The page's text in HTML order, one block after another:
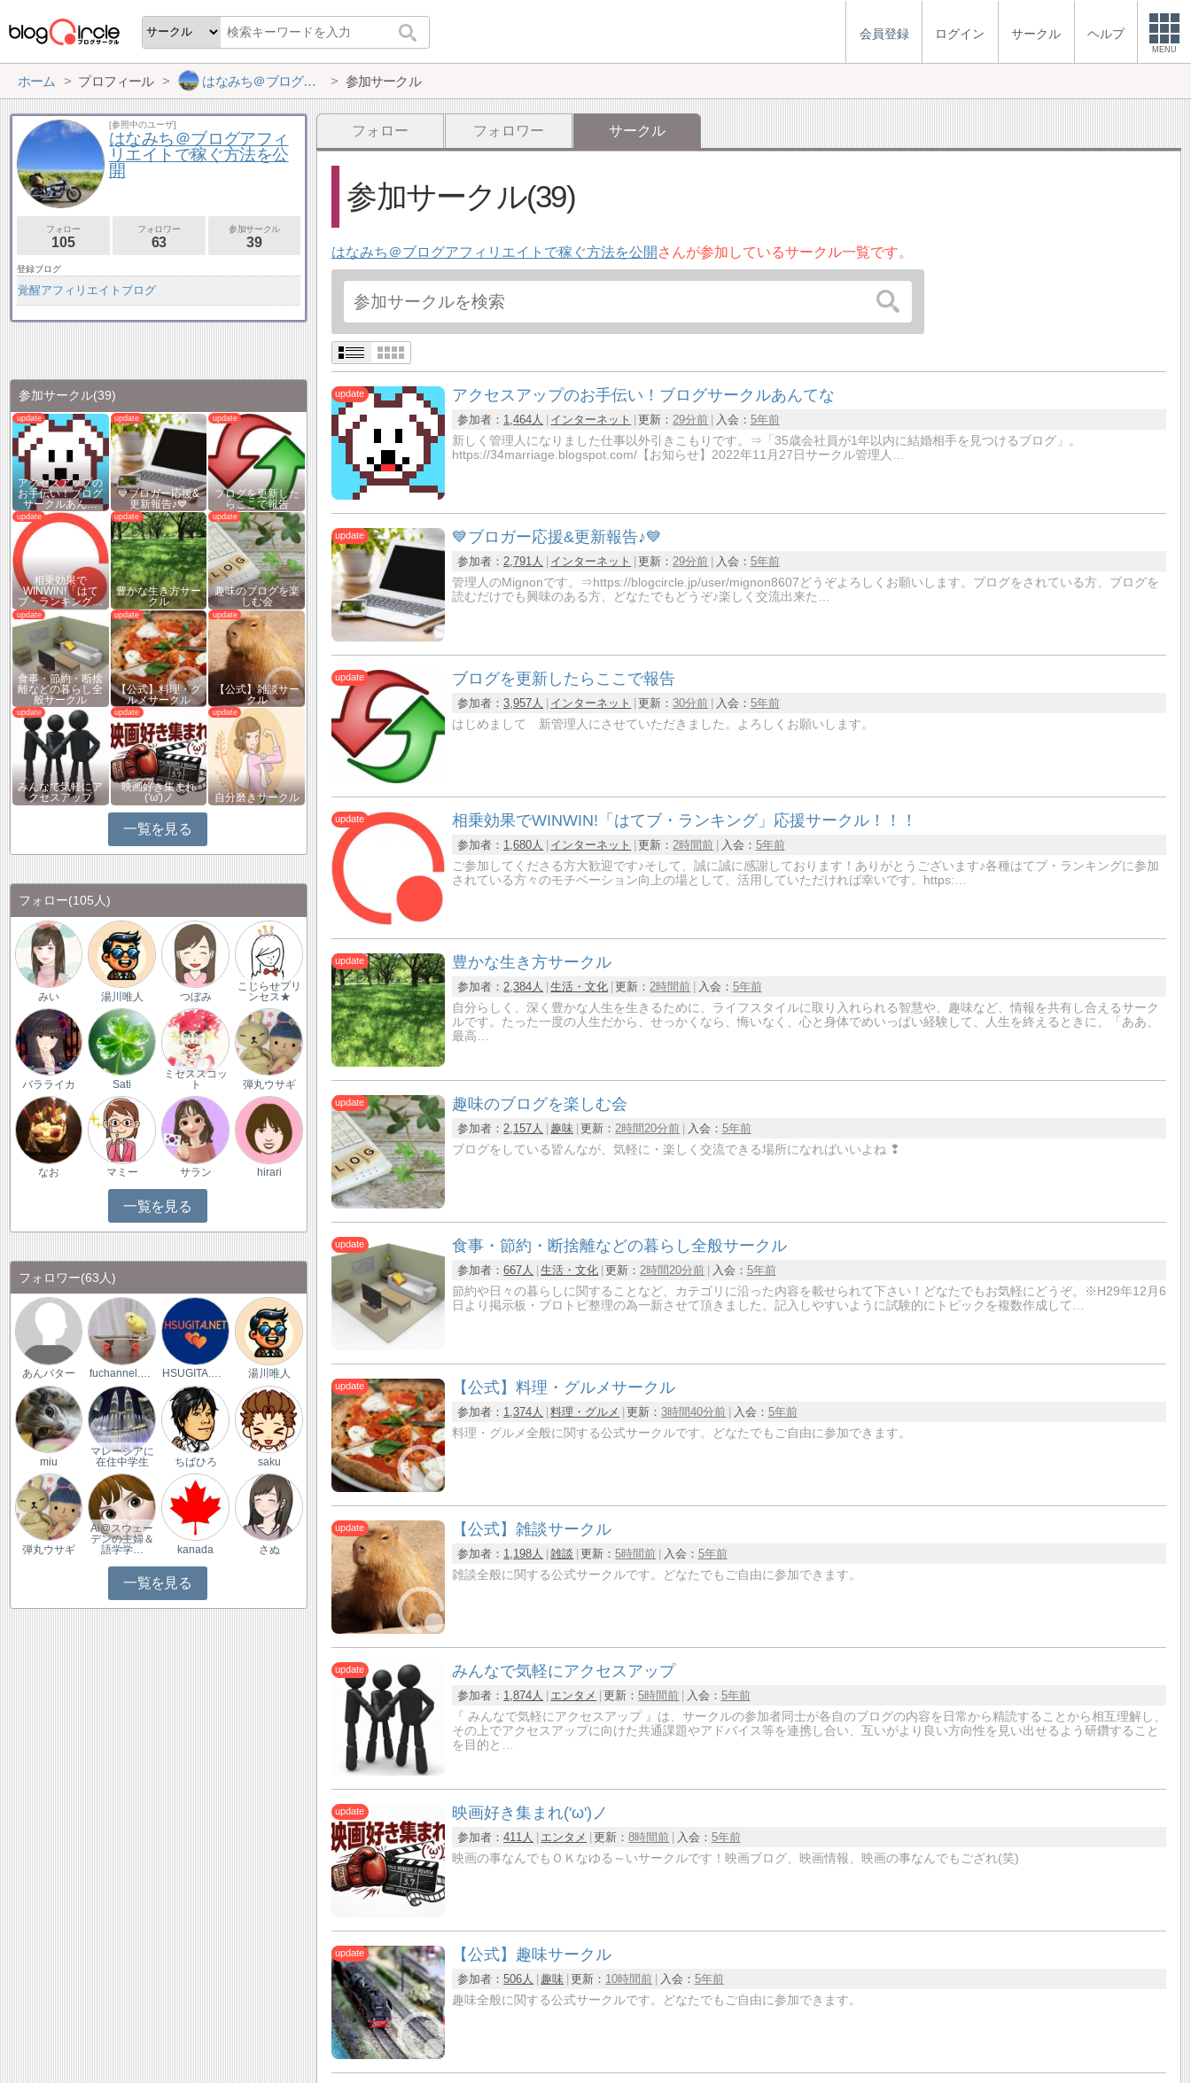
会員登録 ログイン サークル ヘルプ
MENU
ホーム プロフィール はなみち＠ブログアフィリエイトで稼ぐ方法を公開 参加サークル
フォロー フォロワー サークル
参加サークル(39)
はなみち＠ブログアフィリエイトで稼ぐ方法を公開 さんが参加しているサークル一覧です。
アクセスアップのお手伝い！ブログサークルあんてな
参加者： 1,464人 インターネット 更新：29分前 入会： 5年前
新しく管理人になりました仕事以外引きこもりです。⇒「35歳会社員が1年以内に結婚相手を見つけるブログ」。
https://34marriage.blogspot.com/【お知らせ】2022年11月27日サークル管理人…
💙ブロガー応援&更新報告♪💙
参加者：2,791人 インターネット 更新：29分前 入会： 5年前
管理人のMignonです。⇒https://blogcircle.jp/user/mignon8607どうぞよろしくお願いします。ブログをされている方、ブログを
読むだけでも興味のある方、どなたでもどうぞ♪楽しく交流出来た…
ブログを更新したらここで報告
参加者：3,957人 インターネット 更新： 30分前 入会： 5年前
はじめまして 新管理人にさせていただきました。よろしくお願いします。
相乗効果でWINWIN!「はてブ・ランキング」応援サークル！！！
参加者： 1,680人 インターネット 更新：2時間前 入会： 5年前
ご参加してくださる方大歓迎です♪そして、誠に誠に感謝しております！ありがとうございます♪各種はてブ・ランキングに参加
されている方々のモチベーション向上の場として、活用していただければ幸いです。https:…
豊かな生き方サークル
参加者：2,384人 生活・文化 更新：2時間前 入会： 5年前
自分らしく、深く豊かな人生を生きるために、ライフスタイルに取り入れられる智慧や、趣味など、情報を共有し合えるサーク
ルです。たった一度の人生だから、せっかくなら、悔いなく、心と身体でめいっぱい経験して、人生を終えるときに、「ああ、
最高…
趣味のブログを楽しむ会
参加者：2,157人 趣味 更新：2時間20分前 入会： 5年前
ブログをしている皆んなが、気軽に・楽しく交流できる場所になればいいよね ❢
食事・節約・断捨離などの暮らし全般サークル
参加者：667人 生活・文化 更新：2時間20分前 入会： 5年前
節約や日々の暮らしに関することなど、カテゴリに沿った内容を載せられて下さい！どなたでもお気軽にどうぞ。※H29年12月6
日より掲示板・ブロトピ整理の為一新させて頂きました。記入しやすいように試験的にトピックを複数作成して…
【公式】料理・グルメサークル
参加者： 1,374人 料理・グルメ 更新： 3時間40分前 入会： 5年前
料理・グルメ全般に関する公式サークルです。どなたでもご自由に参加できます。
【公式】雑談サークル
参加者： 1,198人 雑談 更新：5時間前 入会： 5年前
雑談全般に関する公式サークルです。どなたでもご自由に参加できます。
みんなで気軽にアクセスアップ
参加者： 1,874人 エンタメ 更新：5時間前 入会： 5年前
『 みんなで気軽にアクセスアップ 』は、サークルの参加者同士が各自のブログの内容を日常から精読することから相互理解し、
その上でアクセスアップに向けた共通課題やアドバイス等を連携し合い、互いがより良い方向性を見い出せるよう研鑽すること
を目的と…
映画好き集まれ('ω')ノ
参加者：411人 エンタメ 更新：8時間前 入会： 5年前
映画の事なんでもＯＫなゆる～いサークルです！映画ブログ、映画情報、映画の事なんでもござれ(笑)
【公式】趣味サークル
参加者：506人 趣味 更新： 10時間前 入会： 5年前
趣味全般に関する公式サークルです。どなたでもご自由に参加できます。
[参照中のユーザ]
はなみち＠ブログアフィ
リエイトで稼ぐ方法を公
開
フォロー
105
フォロワー
63
参加サークル
39
登録ブログ
覚醒アフィリエイトブログ
参加サークル(39)
アクセスアップの
お手伝い！ブログ
サークルあん…
💙ブロガー応援&
更新報告♪💙
ブログを更新した
らここで報告
相乗効果で
WINWIN!「はて
ブ・ランキング…
豊かな生き方サー
クル
趣味のブログを楽
しむ会
食事・節約・断捨
離などの暮らし全
般サークル
【公式】料理・グ
ルメサークル
【公式】雑談サー
クル
みんなで気軽にア
クセスアップ
映画好き集まれ
('ω')ノ
自分磨きサークル
一覧を見る
フォロー(105人)
みい 湯川唯人 つぼみ
こじらせプリ
ンセス★
バラライカ Sati
ミセススコッ
ト
弾丸ウサギ
なお マミー サラン hirari
一覧を見る
フォロワー(63人)
あんバター 湯川唯人
miu
マレーシアに
在住中学生
ちばひろ saku
弾丸ウサギ
Ai@スウェー
デンの主婦＆
語学学…
kanada さぬ
一覧を見る